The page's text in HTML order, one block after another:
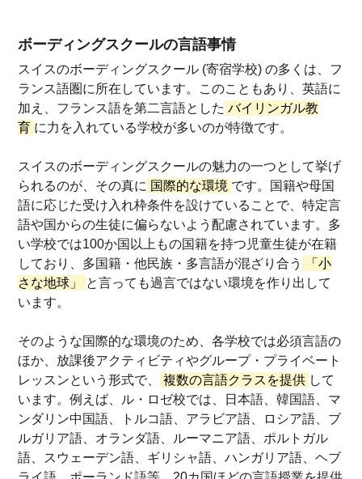
ボーディングスクールの言語事情
スイスのボーディングスクール (寄宿学校) の多くは、フ
ランス語圏に所在しています。このこともあり、英語に
加え、フランス語を第二言語とした バイリンガル教
育 に力を入れている学校が多いのが特徴です。
スイスのボーディングスクールの魅力の一つとして挙げ
られるのが、その真に 国際的な環境 です。国籍や母国
語に応じた受け入れ枠条件を設けていることで、特定言
語や国からの生徒に偏らないよう配慮されています。多
い学校では100か国以上もの国籍を持つ児童生徒が在籍
しており、多国籍・他民族・多言語が混ざり合う
「小
さな地球」 と言っても過言ではない環境を作り出して
います。
そのような国際的な環境のため、各学校では必須言語の
ほか、放課後アクティビティやグループ・プライベート
レッスンという形式で、
複数の言語クラスを提供 して
います。例えば、ル・ロゼ校では、日本語、韓国語、マ
ンダリン中国語、トルコ語、アラビア語、ロシア語、ブ
ルガリア語、オランダ語、ルーマニア語、ポルトガル
語、スウェーデン語、ギリシャ語、ハンガリア語、ヘブ